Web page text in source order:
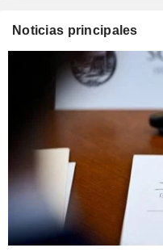
Noticias principales